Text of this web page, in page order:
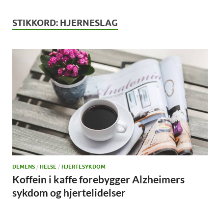
STIKKORD: HJERNESLAG
DEMENS / HELSE / HJERTESYKDOM
Koffein i kaffe forebygger Alzheimers
sykdom og hjertelidelser